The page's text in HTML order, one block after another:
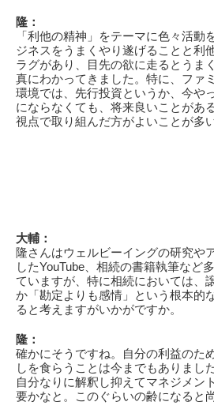
隆：
「利他の精神」をテーマに色々活動
ジネスをうまくやり遂げることと利
ラグがあり、目先の欲に走るとうま
真にわかってきました。特に、ファ
環境では、先行投資というか、今や
にならなくても、将来良いことがあ
視点で取り組んだ方がよいことが多
大輔：
隆さんはウェルビーイングの研究や
したYouTube、相続の書籍執筆など
ていますが、特に相続においては、
か「勘定よりも感情」という根本的
ると考えますがいかがですか。
隆：
確かにそうですね。自分の利益のた
しを食らうことは今までもありまし
自分なりに解釈し抑えてマネジメン
要かなと。このぐらいの齢になると